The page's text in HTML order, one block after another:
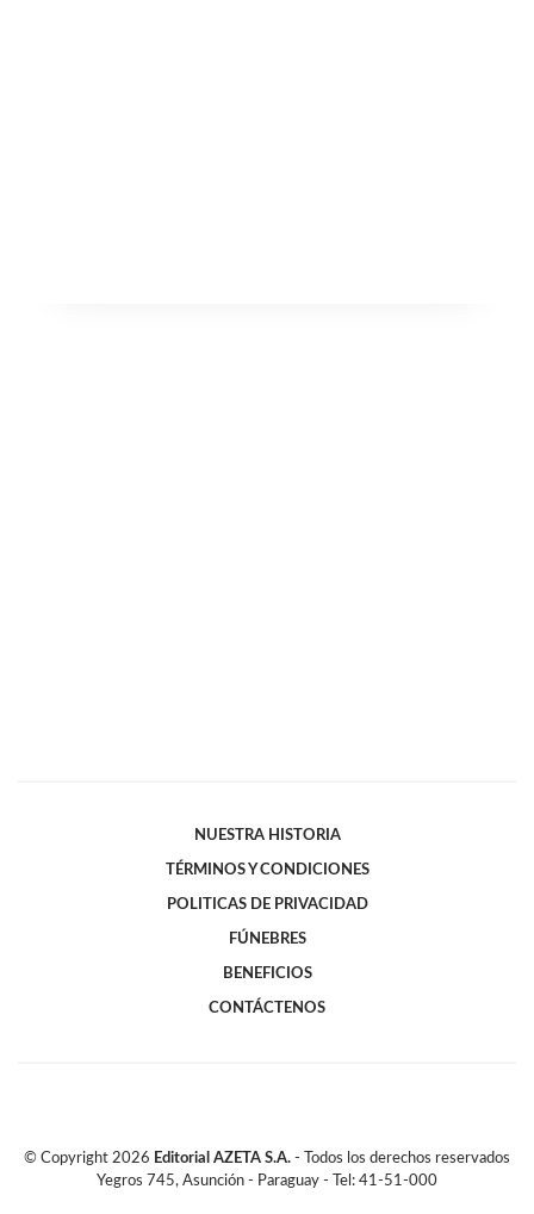
NUESTRA HISTORIA
TÉRMINOS Y CONDICIONES
POLITICAS DE PRIVACIDAD
FÚNEBRES
BENEFICIOS
CONTÁCTENOS
© Copyright 2026 Editorial AZETA S.A. - Todos los derechos reservados
Yegros 745, Asunción - Paraguay - Tel: 41-51-000